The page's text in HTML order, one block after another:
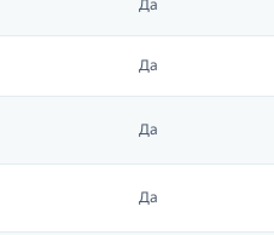
Да
Да
Да
Да